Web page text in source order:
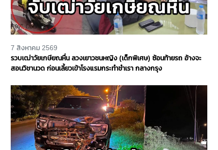
7 สิงหาคม 2569
รวบเฒ่าวัยเกษียณหื่น ลวงเยาวชนหญิง (เด็กพิเศษ) ซ้อนท้ายรถ อ้างจะ
สอนวิชานวด ก่อนเลี้ยวเข้าโรงแรมกระทำชำเรา กลางกรุง